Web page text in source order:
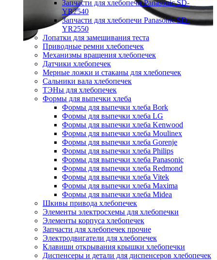
Запчасти для хлебопечи Panasonic SD-
YR2540
Запчасти для хлебопечи Panasonic SD-
YR2550
Лопатки для замешивания теста
Приводные ремни хлебопечек
Механизмы вращения хлебопечек
Датчики хлебопечек
Мерные ложки и стаканы для хлебопечек
Сальники вала хлебопечек
ТЭНы для хлебопечек
Формы для выпечки хлеба
Формы для выпечки хлеба Bork
Формы для выпечки хлеба LG
Формы для выпечки хлеба Kenwood
Формы для выпечки хлеба Moulinex
Формы для выпечки хлеба Gorenje
Формы для выпечки хлеба Philips
Формы для выпечки хлеба Panasonic
Формы для выпечки хлеба Redmond
Формы для выпечки хлеба Vitek
Формы для выпечки хлеба Maxima
Формы для выпечки хлеба Midea
Шкивы привода хлебопечек
Элементы электросхемы для хлебопечки
Элементы корпуса хлебопечек
Запчасти для хлебопечек прочие
Электродвигатели для хлебопечек
Клавиши открывания крышки хлебопечки
Диспенсеры и детали для диспенсеров хлебопечек